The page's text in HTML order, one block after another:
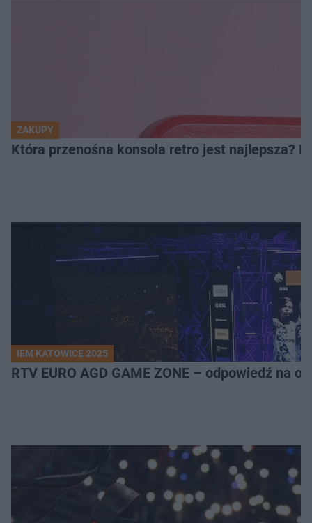
ZAKUPY
Która przenośna konsola retro jest najlepsza?
IEM KATOWICE 2025
RTV EURO AGD GAME ZONE – odpowiedź na